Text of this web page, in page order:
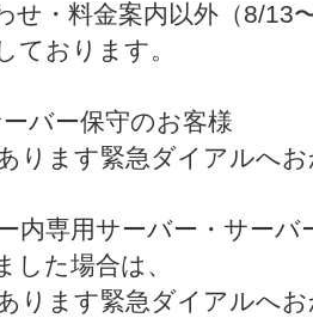
せ・料金案内以外（8/13
ております。
バー保守のお客様
ります緊急ダイアルへ
内専用サーバー・サー
た場合は、
ります緊急ダイアルへ